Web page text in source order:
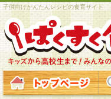
子供向けかんたんレシピの食育サイト